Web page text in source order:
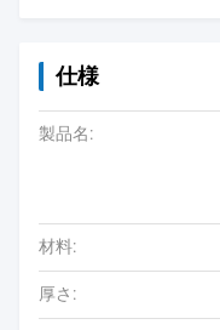
仕様
製品名:
材料:
厚さ: